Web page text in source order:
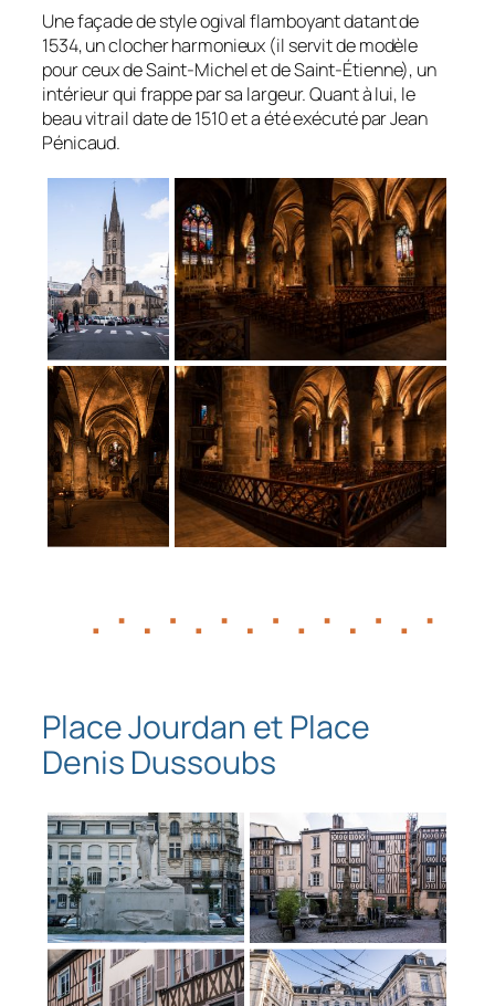
Une façade de style ogival flamboyant datant de
1534, un clocher harmonieux (il servit de modèle
pour ceux de Saint-Michel et de Saint-Étienne), un
intérieur qui frappe par sa largeur. Quant à lui, le
beau vitrail date de 1510 et a été exécuté par Jean
Pénicaud.
Place Jourdan et Place
Denis Dussoubs